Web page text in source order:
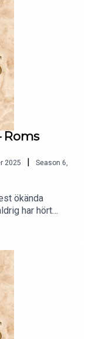
Roms
2025 | Season 6,
ökända
har hört
turbulent tid i
mitt i
brutalt, en
övergav
sina kontakter
på Julius
– inte minst
och
I del två om
om en av de